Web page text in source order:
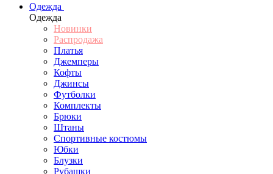
Одежда
Одежда
Новинки
Распродажа
Платья
Джемперы
Кофты
Джинсы
Футболки
Комплекты
Брюки
Штаны
Спортивные костюмы
Юбки
Блузки
Рубашки